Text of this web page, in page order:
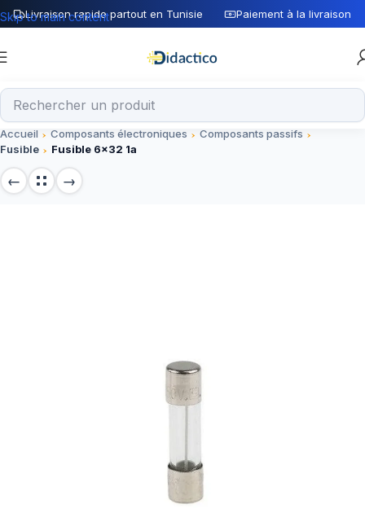
Livraison rapide partout en Tunisie Paiement à la livraison
Skip to main content
Accueil Composants électroniques
Composants passifs
Fusible
Fusible 6×32 1a